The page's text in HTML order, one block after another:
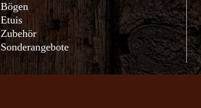
Bögen
Etuis
Zubehör
Sonderangebote